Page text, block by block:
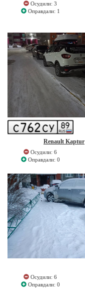
Осудили: 3
Оправдали: 1
Renault Kaptur
Осудили: 6
Оправдали: 0
Осудили: 6
Оправдали: 0